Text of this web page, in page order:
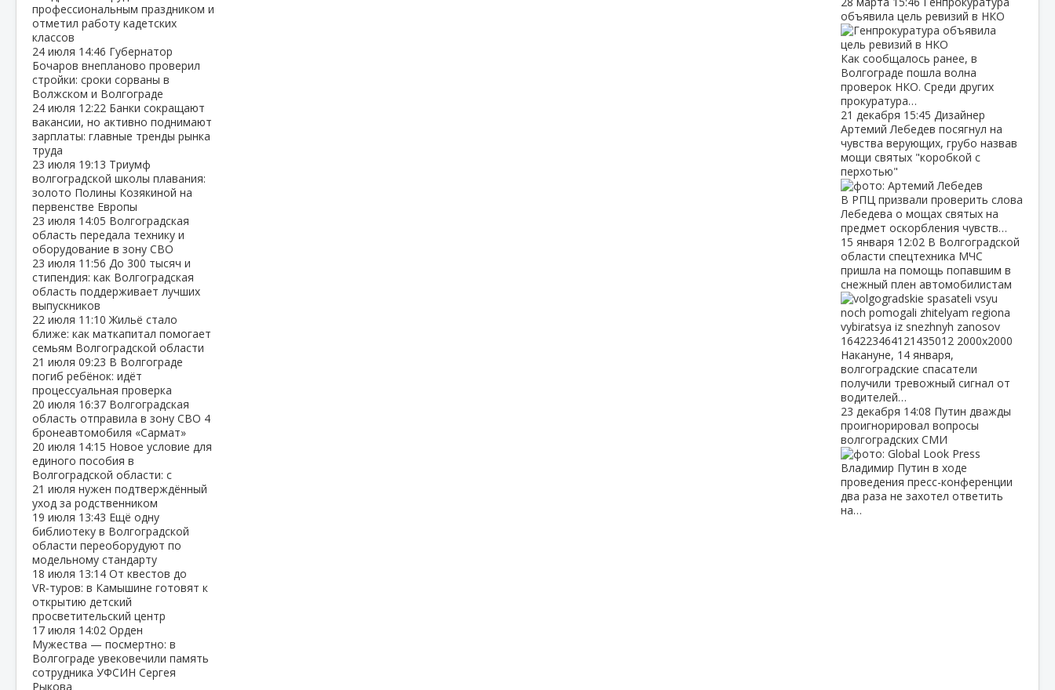
профессиональным праздником и
отметил работу кадетских
классов
24 июля 14:46 Губернатор
Бочаров внепланово проверил
стройки: сроки сорваны в
Волжском и Волгограде
24 июля 12:22 Банки сокращают
вакансии, но активно поднимают
зарплаты: главные тренды рынка
труда
23 июля 19:13 Триумф
волгоградской школы плавания:
золото Полины Козякиной на
первенстве Европы
23 июля 14:05 Волгоградская
область передала технику и
оборудование в зону СВО
23 июля 11:56 До 300 тысяч и
стипендия: как Волгоградская
область поддерживает лучших
выпускников
22 июля 11:10Жильё стало
ближе: как маткапитал помогает
семьям Волгоградской области
21 июля 09:23 В Волгограде
погиб ребёнок: идёт
процессуальная проверка
20 июля 16:37 Волгоградская
область отправила в зону СВО 4
бронеавтомобиля «Сармат»
20 июля 14:15 Новое условие для
единого пособия в
Волгоградской области: с
21 июля нужен подтверждённый
уход за родственником
19 июля 13:43 Ещё одну
библиотеку в Волгоградской
области переоборудуют по
модельному стандарту
18 июля 13:14 От квестов до
VR‑туров: в Камышине готовят к
открытию детский
просветительский центр
17 июля 14:02 Орден
Мужества — посмертно: в
Волгограде увековечили память
сотрудника УФСИН Сергея
Рыкова
объявила цель ревизий в НКО
Как сообщалось ранее, в
Волгограде пошла волна
проверок НКО. Среди других
прокуратура…
21 декабря 15:45 Дизайнер
Артемий Лебедев посягнул на
чувства верующих, грубо назвав
мощи святых "коробкой с
перхотью"
В РПЦ призвали проверить слова
Лебедева о мощах святых на
предмет оскорбления чувств…
15 января 12:02 В Волгоградской
области спецтехника МЧС
пришла на помощь попавшим в
снежный плен автомобилистам
Накануне, 14 января,
волгоградские спасатели
получили тревожный сигнал от
водителей…
23 декабря 14:08 Путин дважды
проигнорировал вопросы
волгоградских СМИ
Владимир Путин в ходе
проведения пресс-конференции
два раза не захотел ответить
на…